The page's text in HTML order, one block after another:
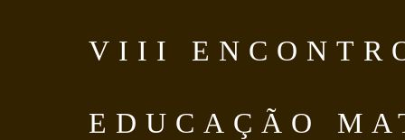
VIII
EDUCAÇÃO